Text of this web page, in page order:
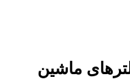
ماشین